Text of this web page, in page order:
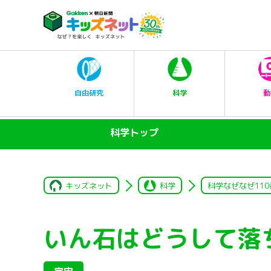
自由研究 科学
科学トップ
キッズネット 科学 科学なぜなぜ110
いん石はどうして落